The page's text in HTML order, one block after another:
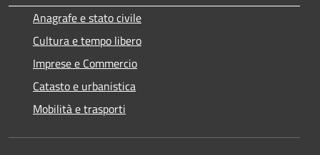
Anagrafe e stato civile
Cultura e tempo libero
Imprese e Commercio
Catasto e urbanistica
Mobilità e trasporti